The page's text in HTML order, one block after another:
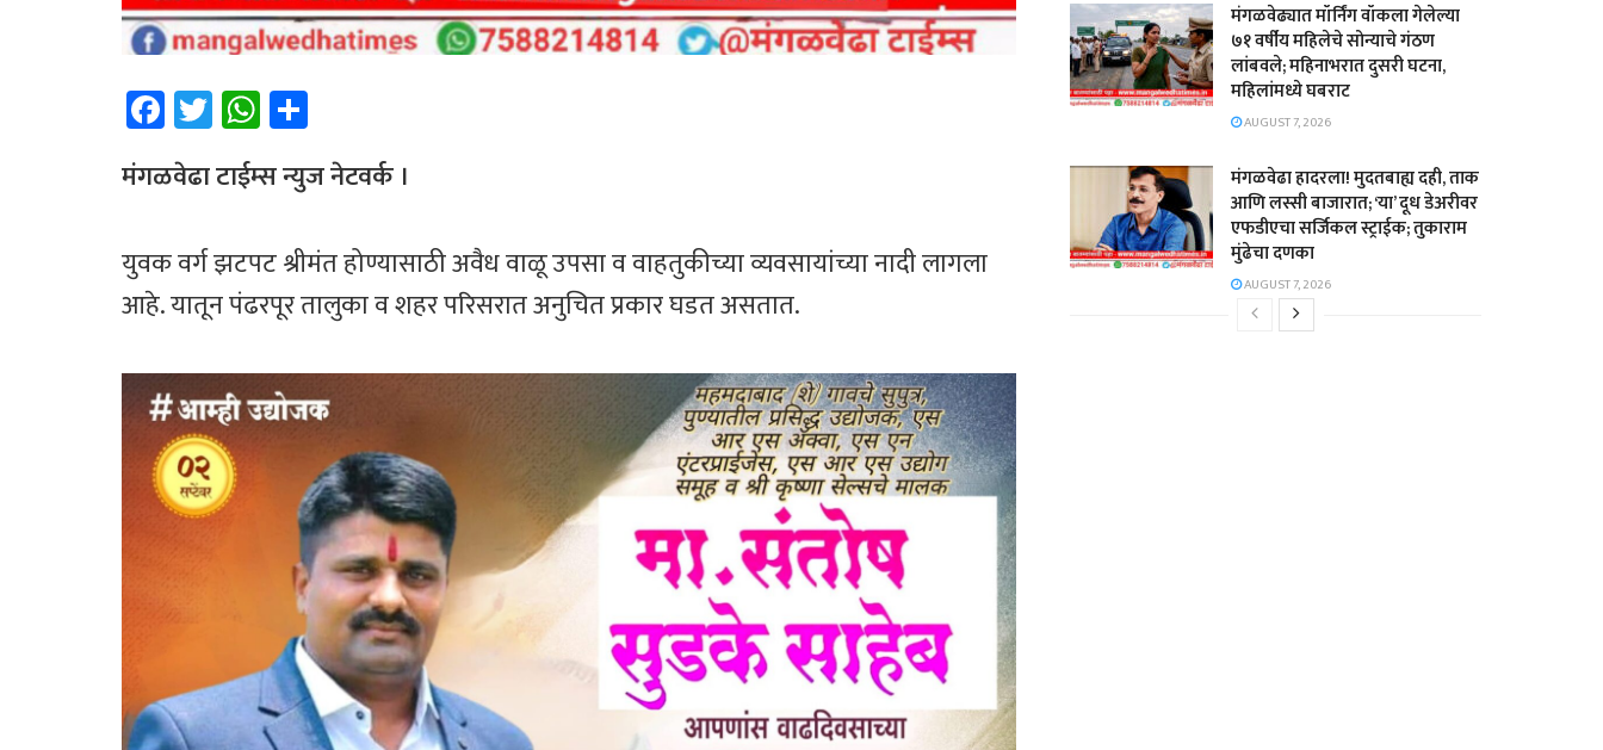
Fa
ce
b
ok
T
wi
tt
W
h
at
p
p
ar
e
मंगळवेढा टाईम्स न्युज नेटवर्क ।
युवक वर्ग झटपट श्रीमंत होण्यासाठी अवैध वाळू उपसा व वाहतुकीच्या व्यवसायांच्या नादी लागला
आहे. यातून पंढरपूर तालुका व शहर परिसरात अनुचित प्रकार घडत असतात.
मंगळवेढ्यात मॉर्निंग वॉकला गेलेल्या
७१ वर्षीय महिलेचे सोन्याचे गंठण
लांबवले; महिनाभरात दुसरी घटना,
महिलांमध्ये घबराट
AUGUST 7, 2026
​मंगळवेढा हादरला! मुदतबाह्य दही, ताक
आणि लस्सी बाजारात; ‘या’ दूध डेअरीवर
एफडीएचा सर्जिकल स्ट्राईक; ​तुकाराम
मुंढेचा दणका
AUGUST 7, 2026